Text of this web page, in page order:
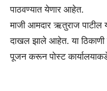
पाठवण्यात येणार आहेत.
माजी आमदार ऋतुराज पाटील
दाखल झाले आहेत. या ठिकाणी
पूजन करून पोस्ट